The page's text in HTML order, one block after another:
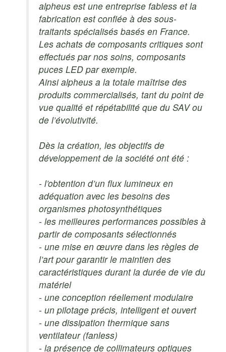
alpheus est une entreprise fabless et la
fabrication est confiée à des sous-
traitants spécialisés basés en France.
Les achats de composants critiques sont
effectués par nos soins, composants
puces LED par exemple.
Ainsi alpheus a la totale maîtrise des
produits commercialisés, tant du point de
vue qualité et répétabilité que du SAV ou
de l’évolutivité.
Dès la création, les objectifs de
développement de la société ont été :
- l’obtention d’un flux lumineux en
adéquation avec les besoins des
organismes photosynthétiques
- les meilleures performances possibles à
partir de composants sélectionnés
- une mise en œuvre dans les règles de
l’art pour garantir le maintien des
caractéristiques durant la durée de vie du
matériel
- une conception réellement modulaire
- un pilotage précis, intelligent et ouvert
- une dissipation thermique sans
ventilateur (fanless)
- la présence de collimateurs optiques